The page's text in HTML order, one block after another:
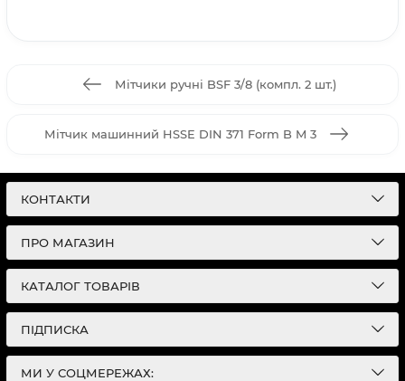
Мітчики ручні BSF 3/8 (компл. 2 шт.)
Мітчик машинний HSSE DIN 371 Form B M 3
КОНТАКТИ
ПРО МАГАЗИН
КАТАЛОГ ТОВАРІВ
ПІДПИСКА
МИ У СОЦМЕРЕЖАХ: